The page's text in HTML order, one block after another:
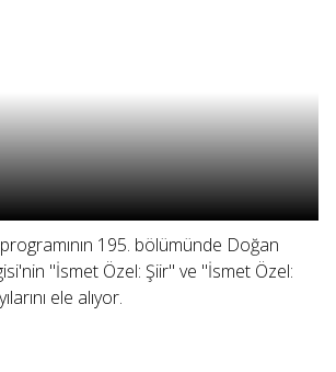
195. bölümünde Doğan
"İsmet Özel: Şiir" ve "İsmet Özel:
ele alıyor.